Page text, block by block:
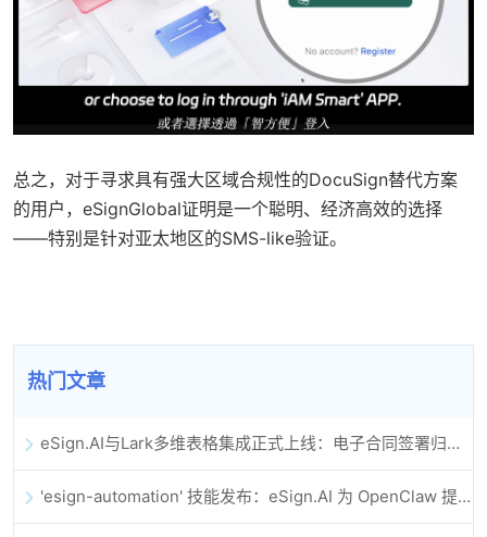
总之，对于寻求具有强大区域合规性的DocuSign替代方案
的用户，eSignGlobal证明是一个聪明、经济高效的选择
——特别是针对亚太地区的SMS-like验证。
热门文章
eSign.AI与Lark多维表格集成正式上线：电子合同签署归档全程自动化
'esign-automation' 技能发布：eSign.AI 为 OpenClaw 提供自动化电子签名能力